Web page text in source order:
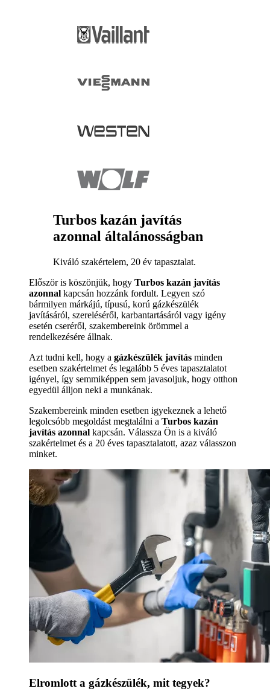
Turbos kazán javítás
azonnal általánosságban
Kiváló szakértelem, 20 év tapasztalat.
Először is köszönjük, hogy Turbos kazán javítás
azonnal kapcsán hozzánk fordult. Legyen szó
bármilyen márkájú, típusú, korú gázkészülék
javításáról, szereléséről, karbantartásáról vagy igény
esetén cseréről, szakembereink örömmel a
rendelkezésére állnak.
Azt tudni kell, hogy a gázkészülék javítás minden
esetben szakértelmet és legalább 5 éves tapasztalatot
igényel, így semmiképpen sem javasoljuk, hogy otthon
egyedül álljon neki a munkának.
Szakembereink minden esetben igyekeznek a lehető
legolcsóbb megoldást megtalálni a Turbos kazán
javítás azonnal kapcsán. Válassza Ön is a kiváló
szakértelmet és a 20 éves tapasztalatott, azaz válasszon
minket.
Elromlott a gázkészülék, mit tegyek?